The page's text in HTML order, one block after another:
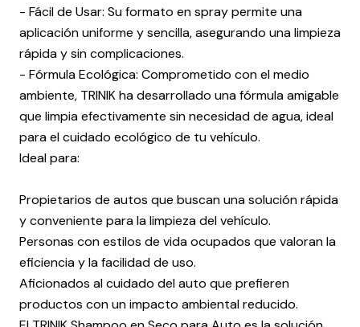
- Fácil de Usar: Su formato en spray permite una
aplicación uniforme y sencilla, asegurando una limpieza
rápida y sin complicaciones.
- Fórmula Ecológica: Comprometido con el medio
ambiente, TRINIK ha desarrollado una fórmula amigable
que limpia efectivamente sin necesidad de agua, ideal
para el cuidado ecológico de tu vehículo.
Ideal para:
Propietarios de autos que buscan una solución rápida
y conveniente para la limpieza del vehículo.
Personas con estilos de vida ocupados que valoran la
eficiencia y la facilidad de uso.
Aficionados al cuidado del auto que prefieren
productos con un impacto ambiental reducido.